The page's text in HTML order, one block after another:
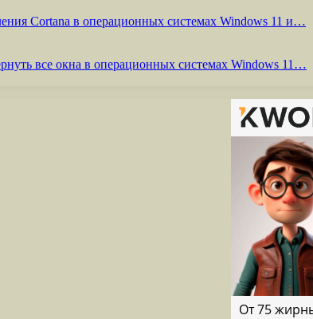
Cortana в операционных системах Windows 11 и…
все окна в операционных системах Windows 11…